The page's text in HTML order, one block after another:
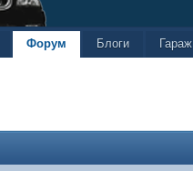
Форум Блоги Гараж